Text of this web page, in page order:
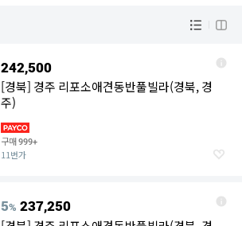
242,500
[경북] 경주 리포소애견동반풀빌라(경북, 경
주)
구매999+
11번가
5% 237,250